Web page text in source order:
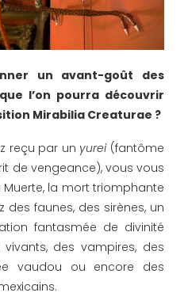
un avant-goût des
l’on pourra découvrir
Mirabilia Creaturae ?
reçu par un yurei(fantôme
de vengeance), vous vous
la mort triomphante
des faunes, des sirènes, un
fantasmée de divinité
des vampires, des
vaudou ou encore des